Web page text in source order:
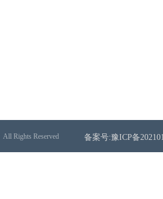
All Rights Reserved 备案号:豫ICP备